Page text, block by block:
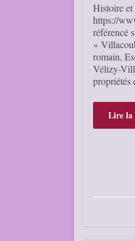
Histoire
https://
référencé
«
romain,
Vélizy-
propriétés
Lire la